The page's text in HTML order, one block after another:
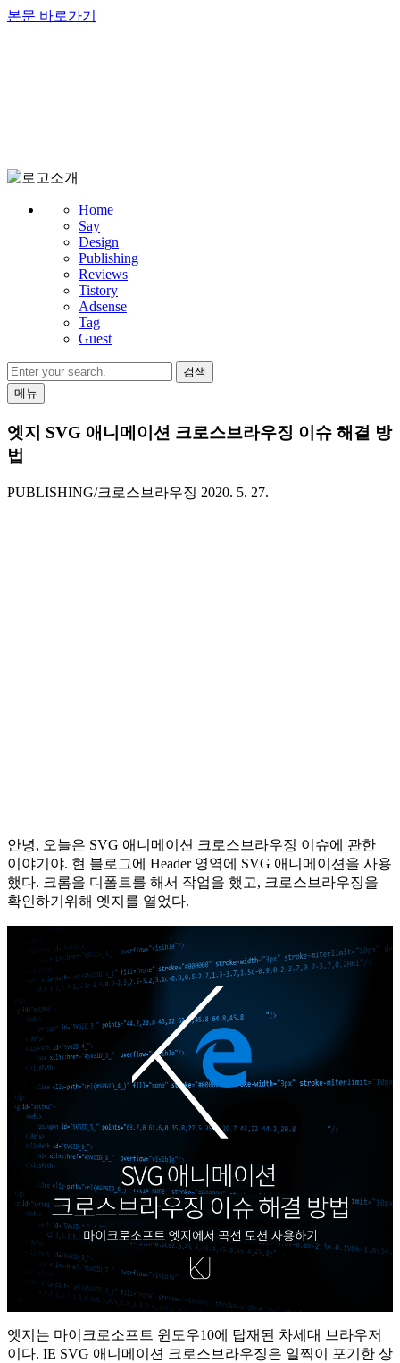
본문 바로가기
Home
Say
Design
Publishing
Reviews
Tistory
Adsense
Tag
Guest
검색
메뉴
엣지 SVG 애니메이션 크로스브라우징 이슈 해결 방
법
PUBLISHING/크로스브라우징 2020. 5. 27.
안녕, 오늘은 SVG 애니메이션 크로스브라우징 이슈에 관한
이야기야. 현 블로그에 Header 영역에 SVG 애니메이션을 사용
했다. 크롬을 디폴트를 해서 작업을 했고, 크로스브라우징을
확인하기위해 엣지를 열었다.
엣지는 마이크로소프트 윈도우10에 탑재된 차세대 브라우저
이다. IE SVG 애니메이션 크로스브라우징은 일찍이 포기한 상